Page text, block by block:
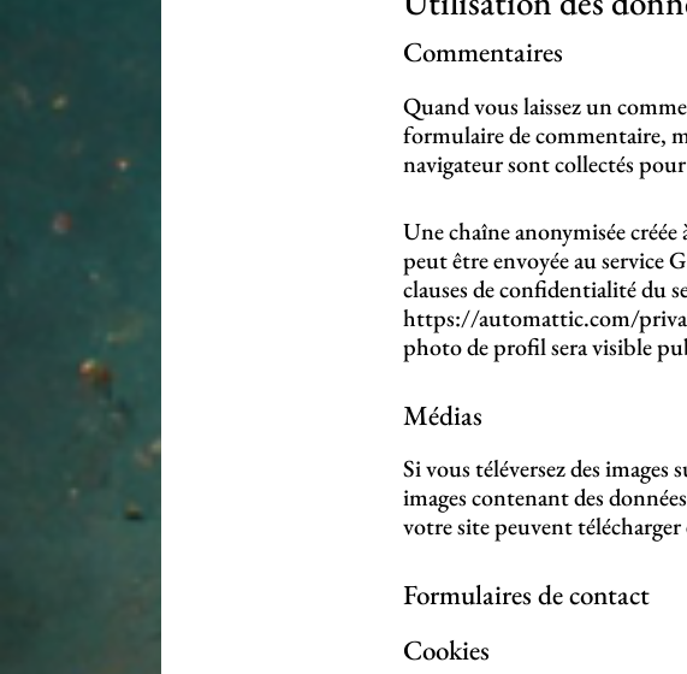
Commentaires
Quand vous laissez un
formulaire de commentaire,
navigateur sont collectés
Une chaîne anonymisée
peut être envoyée au service
clauses de confidentialité du
https://automattic.com/
photo de profil sera visible
Médias
Si vous téléversez des images
images contenant des
votre site peuvent télécharger
Formulaires de contact
Cookies